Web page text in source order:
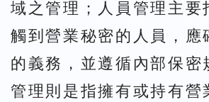
域之管理；人員管理主要
觸到營業秘密的人員，應
的義務，並遵循內部保密
管理則是指擁有或持有營